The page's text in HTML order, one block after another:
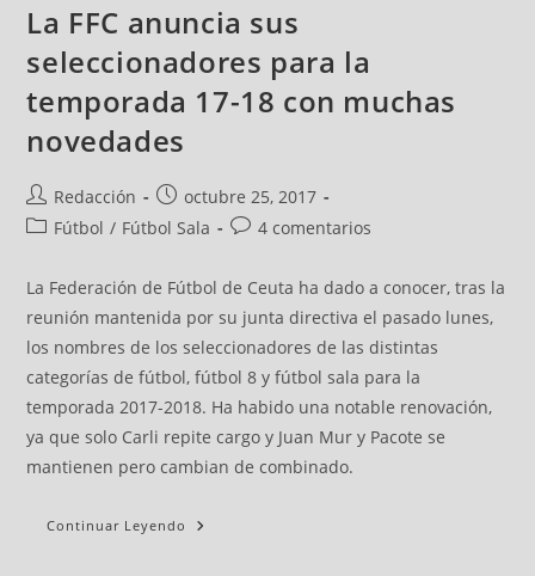
La FFC anuncia sus
seleccionadores para la
temporada 17-18 con muchas
novedades
Redacción
octubre 25, 2017
Fútbol / Fútbol Sala 4 comentarios
La Federación de Fútbol de Ceuta ha dado a conocer, tras la
reunión mantenida por su junta directiva el pasado lunes,
los nombres de los seleccionadores de las distintas
categorías de fútbol, fútbol 8 y fútbol sala para la
temporada 2017-2018. Ha habido una notable renovación,
ya que solo Carli repite cargo y Juan Mur y Pacote se
mantienen pero cambian de combinado.
Continuar Leyendo